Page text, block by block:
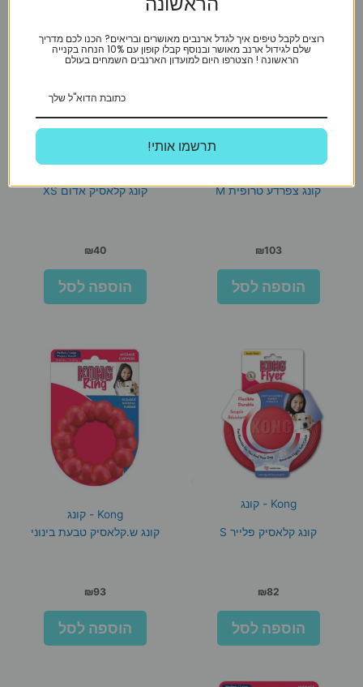
קונג צפרדע טרופית M
₪103
הוספה לסל
קונג קלאסיק אדום XS
₪40
הוספה לסל
Kong - קונג
קונג קלאסיק פלייר S
₪82
הוספה לסל
Kong - קונג
קונג ש.קלאסיק טבעת בינוני
₪93
הוספה לסל
רוצים לקבל טיפים איך לגדל ארנבים מאושרים ובריאים? הכנו לכם מדריך
שלם לגידול ארנב מאושר ובנוסף קבלו קופון עם 10% הנחה בקנייה
הראשונה ! הצטרפו היום למועדון הארנבים השמחים בעולם
!תרשמו אותי